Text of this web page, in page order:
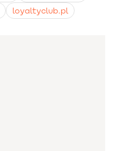
loyaltyclub.pl